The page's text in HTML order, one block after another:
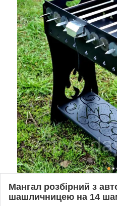
Мангал розбірний з
шашличницею на 14